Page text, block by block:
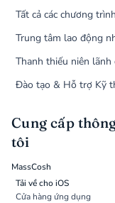
Tất cả các chương trình
Trung tâm lao động
Thanh thiếu niên
Đào tạo & Hỗ trợ Kỹ
Cung cấp
tôi
MassCosh
Tải về cho iOS
Cửa hàng ứng dụng